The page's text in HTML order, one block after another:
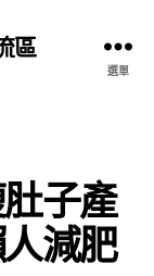
區
選單
子產
減肥